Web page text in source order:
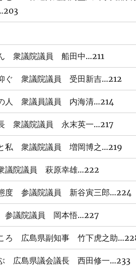
衆議院議員 船田中…211
ぐ 衆議院議員 受田新吉…212
人 衆議員議員 内海清…214
衆議院議員 永末英一…217
私 衆議院議員 増岡博之…219
議院議員 萩原幸雄…222
度 参議院議員 新谷寅三郎…224
参議院議員 岡本悟…227
ろ 広島県副知事 竹下虎之助
広島県議会議長 西田修一…233